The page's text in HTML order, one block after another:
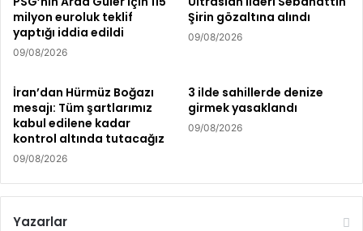
milyon euroluk teklif
yaptığı iddia edildi
09/08/2026
Şirin gözaltına alındı
09/08/2026
İran’dan Hürmüz Boğazı
mesajı: Tüm şartlarımız
kabul edilene kadar
kontrol altında tutacağız
09/08/2026
3 ilde sahillerde denize
girmek yasaklandı
09/08/2026
Yazarlar